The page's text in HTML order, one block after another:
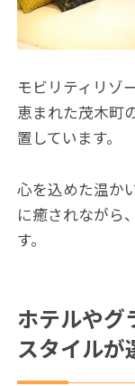
モビリティリゾ
恵まれた茂木町
置しています。
心を込めた温か
に癒されながら
す。
ホテルやグ
スタイルが